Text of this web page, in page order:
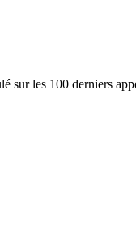
sur les 100 derniers